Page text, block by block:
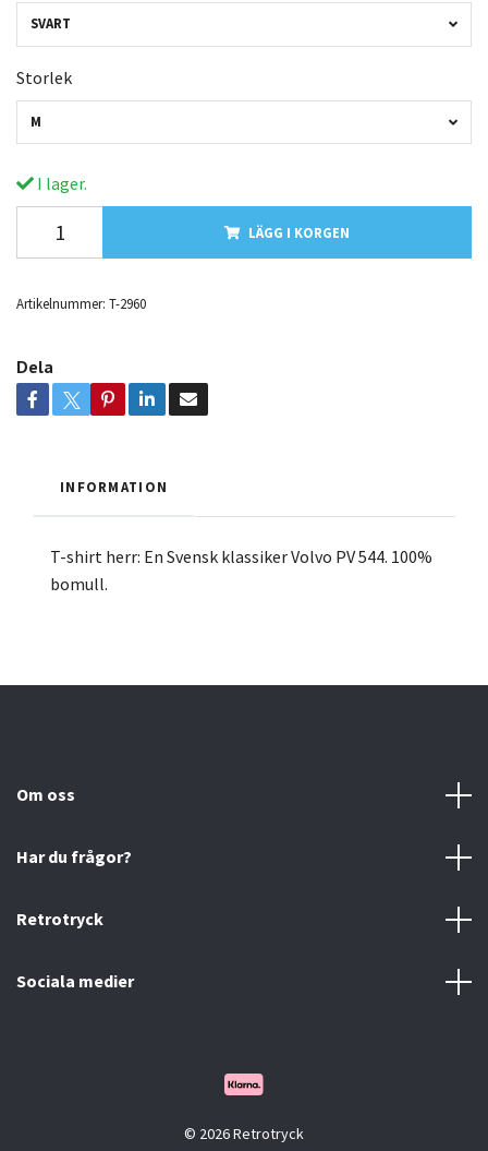
SVART
Storlek
M
I lager.
LÄGG I KORGEN
Artikelnummer: T-2960
Dela
INFORMATION
T-shirt herr: En Svensk klassiker Volvo PV 544. 100%
bomull.
Om oss
Har du frågor?
Retrotryck
Sociala medier
© 2026 Retrotryck